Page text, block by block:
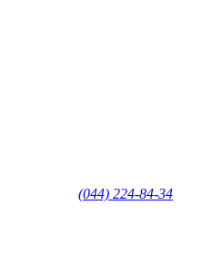
(044) 224-84-34